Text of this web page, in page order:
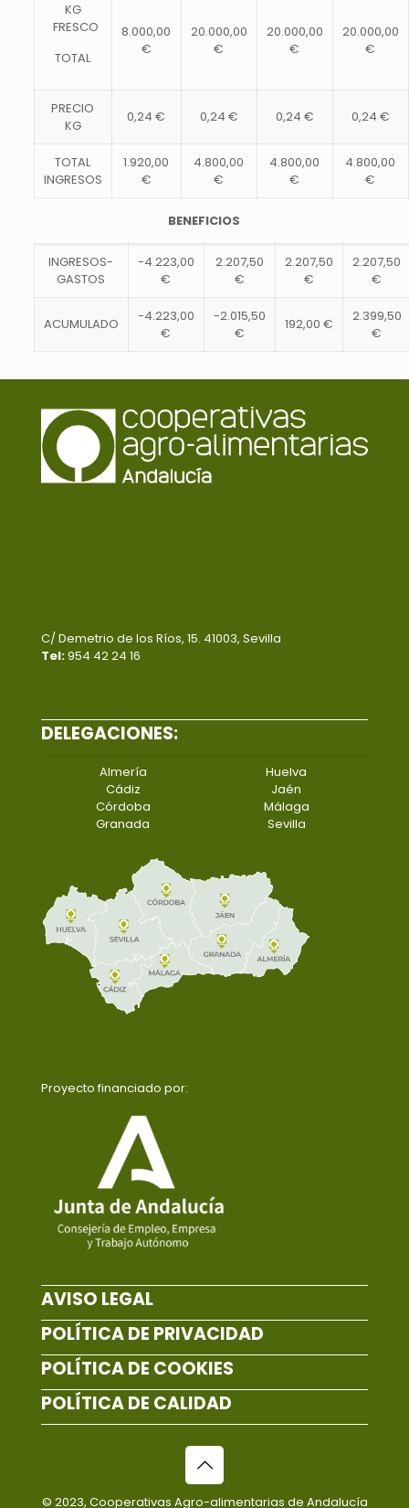
KG
FRESCO
TOTAL
8.000,00
€
20.000,00
€
20.000,00
€
20.000,00
€
PRECIO
KG
0,24 € 0,24 € 0,24 € 0,24 €
TOTAL
INGRESOS
1.920,00
€
4.800,00
€
4.800,00
€
4.800,00
€
BENEFICIOS
INGRESOS-
GASTOS
-4.223,00
€
2.207,50
€
2.207,50
€
2.207,50
€
ACUMULADO
-4.223,00
€
-2.015,50
€
192,00 €
2.399,50
€
C/ Demetrio de los Ríos, 15. 41003, Sevilla
Tel:954 42 24 16
DELEGACIONES:
Almería
Cádiz
Córdoba
Granada
Huelva
Jaén
Málaga
Sevilla
Proyecto financiado por:
AVISO LEGAL
POLÍTICA DE PRIVACIDAD
POLÍTICA DE COOKIES
POLÍTICA DE CALIDAD
© 2023, Cooperativas Agro-alimentarias de Andalucía